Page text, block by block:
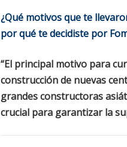
¿Qué motivos que te
por qué te decidiste por
“El principal motivo para
construcción de nuevas
grandes constructoras
crucial para garantizar la